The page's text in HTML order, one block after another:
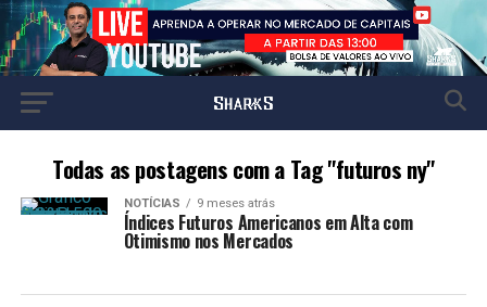
Todas as postagens com a Tag "futuros ny"
NOTÍCIAS 9 meses atrás
Índices Futuros Americanos em Alta com
Otimismo nos Mercados